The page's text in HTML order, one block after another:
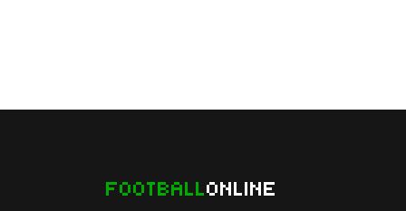
FOOTBALLONLINE